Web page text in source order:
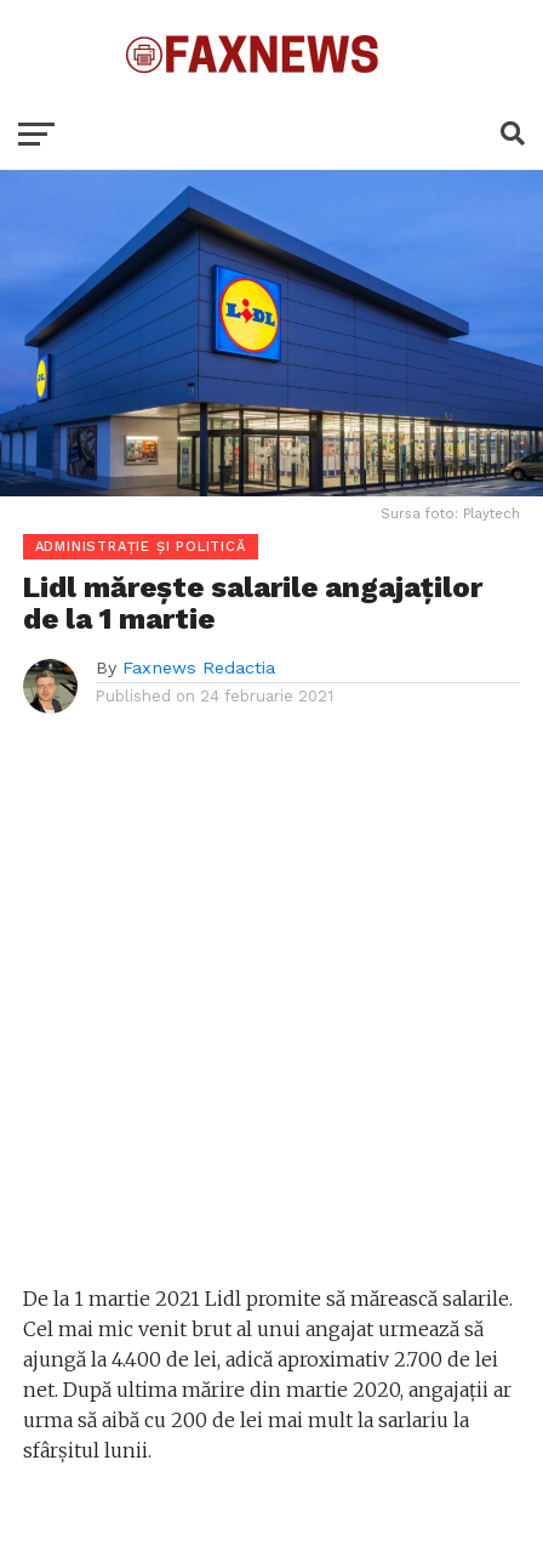
Sursa foto: Playtech
ADMINISTRAȚIE ȘI POLITICĂ
Lidl mărește salarile angajaților
de la 1 martie
By Faxnews Redactia
Published on 24 februarie 2021
De la 1 martie 2021 Lidl promite să mărească salarile.
Cel mai mic venit brut al unui angajat urmează să
ajungă la 4.400 de lei, adică aproximativ 2.700 de lei
net. După ultima mărire din martie 2020, angajații ar
urma să aibă cu 200 de lei mai mult la sarlariu la
sfârșitul lunii.